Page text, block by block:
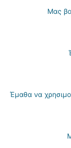
Μας
Έμαθα να